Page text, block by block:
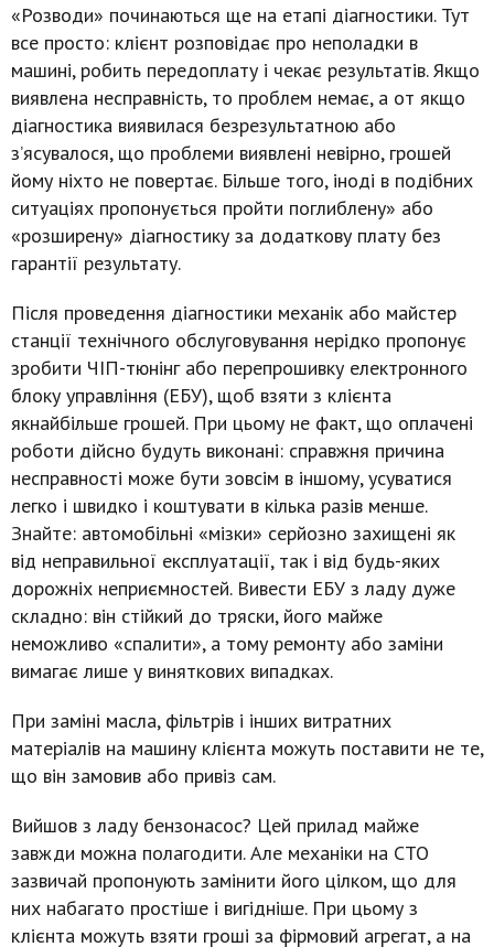
«Розводи» починаються ще на етапі діагностики. Тут
все просто: клієнт розповідає про неполадки в
машині, робить передоплату і чекає результатів. Якщо
виявлена несправність, то проблем немає, а от якщо
діагностика виявилася безрезультатною або
з’ясувалося, що проблеми виявлені невірно, грошей
йому ніхто не повертає. Більше того, іноді в подібних
ситуаціях пропонується пройти поглиблену» або
«розширену» діагностику за додаткову плату без
гарантії результату.
Після проведення діагностики механік або майстер
станції технічного обслуговування нерідко пропонує
зробити ЧІП-тюнінг або перепрошивку електронного
блоку управління (ЕБУ), щоб взяти з клієнта
якнайбільше грошей. При цьому не факт, що оплачені
роботи дійсно будуть виконані: справжня причина
несправності може бути зовсім в іншому, усуватися
легко і швидко і коштувати в кілька разів менше.
Знайте: автомобільні «мізки» серйозно захищені як
від неправильної експлуатації, так і від будь-яких
дорожніх неприємностей. Вивести ЕБУ з ладу дуже
складно: він стійкий до тряски, його майже
неможливо «спалити», а тому ремонту або заміни
вимагає лише у виняткових випадках.
При заміні масла, фільтрів і інших витратних
матеріалів на машину клієнта можуть поставити не те,
що він замовив або привіз сам.
Вийшов з ладу бензонасос? Цей прилад майже
завжди можна полагодити. Але механіки на СТО
зазвичай пропонують замінити його цілком, що для
них набагато простіше і вигідніше. При цьому з
клієнта можуть взяти гроші за фірмовий агрегат, а на